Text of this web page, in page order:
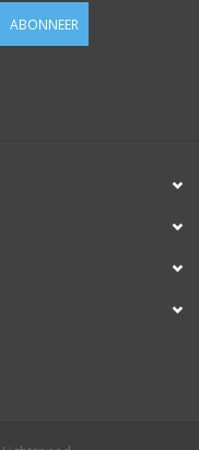
ABONNEER